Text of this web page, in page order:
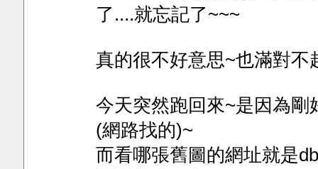
了....就忘記了~~~
真的很不好意思~也滿對不
今天突然跑回來~是因為剛
(網路找的)~
而看哪張舊圖的網址就是